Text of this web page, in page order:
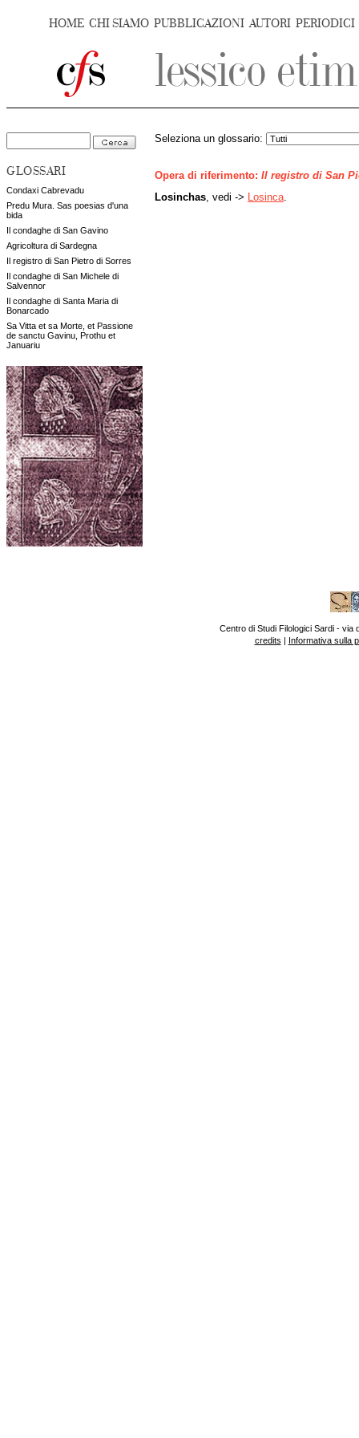
HOME CHI SIAMO PUBBLICAZIONI AUTORI PERIODICI
GLOSSARI
Condaxi Cabrevadu
Predu Mura. Sas poesias d'una
bida
Il condaghe di San Gavino
Agricoltura di Sardegna
Il registro di San Pietro di Sorres
Il condaghe di San Michele di
Salvennor
Il condaghe di Santa Maria di
Bonarcado
Sa Vitta et sa Morte, et Passione
de sanctu Gavinu, Prothu et
Januariu
Seleziona un glossario:
Opera di riferimento: Il registro di San
Losinchas , vedi -> Losinca
Centro di Studi Filologici Sardi - via
credits | Informativa sulla